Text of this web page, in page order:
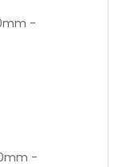
-
-